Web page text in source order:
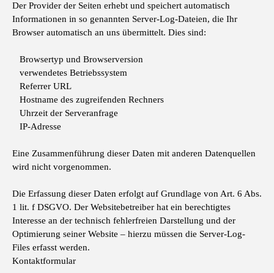
Der Provider der Seiten erhebt und speichert automatisch
Informationen in so genannten Server-Log-Dateien, die Ihr
Browser automatisch an uns übermittelt. Dies sind:
Browsertyp und Browserversion
verwendetes Betriebssystem
Referrer URL
Hostname des zugreifenden Rechners
Uhrzeit der Serveranfrage
IP-Adresse
Eine Zusammenführung dieser Daten mit anderen Datenquellen
wird nicht vorgenommen.
Die Erfassung dieser Daten erfolgt auf Grundlage von Art. 6 Abs.
1 lit. f DSGVO. Der Websitebetreiber hat ein berechtigtes
Interesse an der technisch fehlerfreien Darstellung und der
Optimierung seiner Website – hierzu müssen die Server-Log-
Files erfasst werden.
Kontaktformular